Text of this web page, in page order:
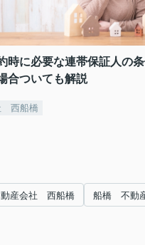
時に必要な連帯保証人の
合ついても解説
西船橋
産会社 西船橋 船橋 不動